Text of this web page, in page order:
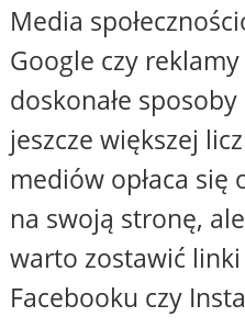
Media
Google czy
doskonałe
jeszcze większej
mediów opłaca się
na swoją stronę,
warto zostawić
Facebooku czy